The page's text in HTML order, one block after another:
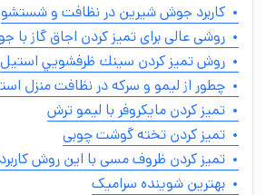
کاربرد جوش شیرین در نظافت و شستشو
روشی عالی برای تمیز کردن اجاق گاز
روش تميز كردن سينك ظرفشويي استیل
چطور از لیمو و سرکه در نظافت منزل
تميز كردن مايكروفر با ليمو ترش
تمیز کردن تخته گوشت چوبی
تمیز کردن ظروف مسی با این روش
بهترین شوینده سرامیک